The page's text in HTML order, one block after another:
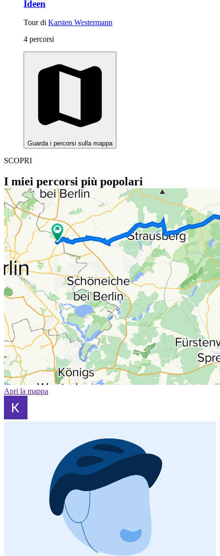
Ideen
Tour di Karsten Westermann
4 percorsi
Guarda i percorsi sulla mappa
SCOPRI
I miei percorsi più popolari
Apri la mappa